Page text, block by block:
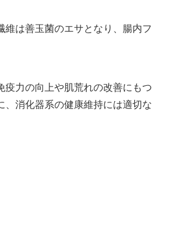
は善玉菌のエサとなり、腸内フ
疫力の向上や肌荒れの改善にもつ
、消化器系の健康維持には適切な